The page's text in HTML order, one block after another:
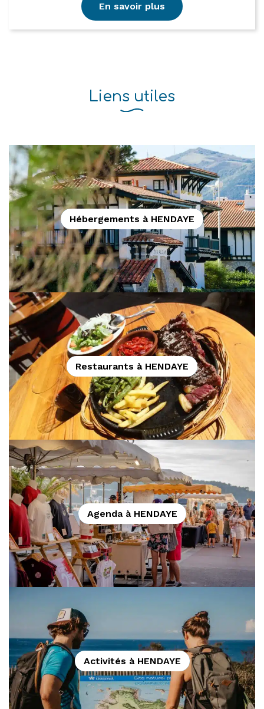
En savoir plus
Liens utiles
Hébergements à HENDAYE
Restaurants à HENDAYE
Agenda à HENDAYE
Activités à HENDAYE